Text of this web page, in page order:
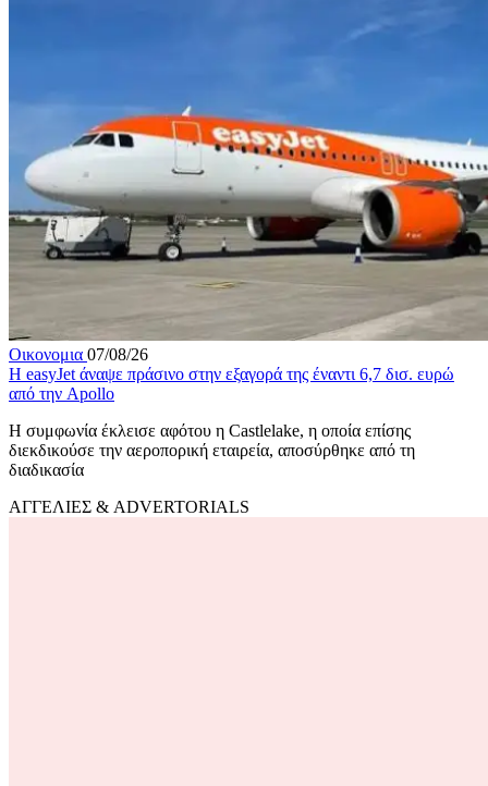
Οικονομια 07/08/26
Η easyJet άναψε πράσινο στην εξαγορά της έναντι 6,7 δισ. ευρώ
από την Apollo
Η συμφωνία έκλεισε αφότου η Castlelake, η οποία επίσης
διεκδικούσε την αεροπορική εταιρεία, αποσύρθηκε από τη
διαδικασία
ΑΓΓΕΛΙΕΣ & ADVERTORIALS